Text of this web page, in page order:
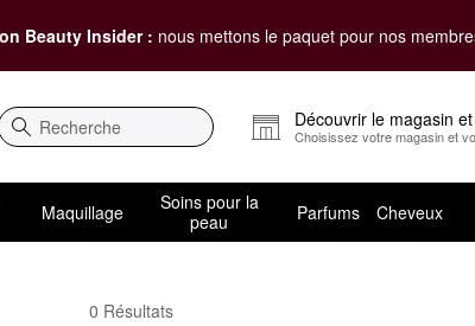
Beauty Insider : nous mettons le paquet pour nos
Découvrir le magasin
Choisissez votre magasin et
Maquillage
Soins pour la
peau
Parfums Cheveux
SAHAJAN Pour maman
0 Résultats